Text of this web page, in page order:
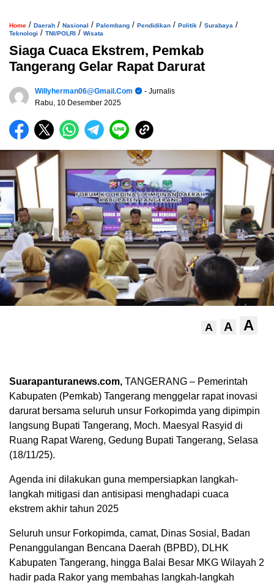
Home / Daerah / Nasional / Palembang / Pendidikan / Politik / Surabaya /
Teknologi / TNI/POLRI / Wisata
Siaga Cuaca Ekstrem, Pemkab
Tangerang Gelar Rapat Darurat
Willyherman06@gmail.com
- Jurnalis
Rabu, 10 Desember 2025
A A A
Suarapanturanews.com, TANGERANG – Pemerintah
Kabupaten (Pemkab) Tangerang menggelar rapat inovasi
darurat bersama seluruh unsur Forkopimda yang dipimpin
langsung Bupati Tangerang, Moch. Maesyal Rasyid di
Ruang Rapat Wareng, Gedung Bupati Tangerang, Selasa
(18/11/25).
Agenda ini dilakukan guna mempersiapkan langkah-
langkah mitigasi dan antisipasi menghadapi cuaca
ekstrem akhir tahun 2025
Seluruh unsur Forkopimda, camat, Dinas Sosial, Badan
Penanggulangan Bencana Daerah (BPBD), DLHK
Kabupaten Tangerang, hingga Balai Besar MKG Wilayah 2
hadir pada Rakor yang membahas langkah-langkah